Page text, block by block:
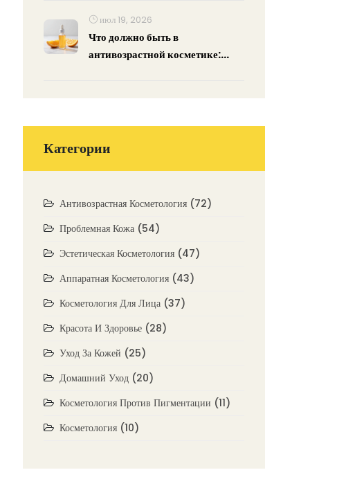
июл 19, 2026
Что должно быть в
антивозрастной косметике:
Категории
Антивозрастная Косметология (72)
Проблемная Кожа (54)
Эстетическая Косметология (47)
Аппаратная Косметология (43)
Косметология Для Лица (37)
Красота И Здоровье (28)
Уход За Кожей (25)
Домашний Уход (20)
Косметология Против Пигментации (11)
Косметология (10)